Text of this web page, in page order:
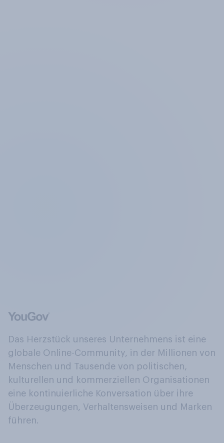
Das Herzstück unseres Unternehmens ist eine
globale Online-Community, in der Millionen von
Menschen und Tausende von politischen,
kulturellen und kommerziellen Organisationen
eine kontinuierliche Konversation über ihre
Überzeugungen, Verhaltensweisen und Marken
führen.